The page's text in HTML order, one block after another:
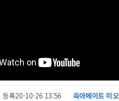
등록20-10-26 13:56 육아메이트 미오